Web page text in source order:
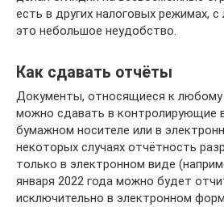
есть в других налоговых режимах,
это небольшое неудобство.
Как сдавать отчёты
Документы, относящиеся к любому
можно сдавать в контролирующие
бумажном носителе или в
некоторых случаях отчётность
только в электронном виде
января 2022 года можно будет
исключительно в электронном